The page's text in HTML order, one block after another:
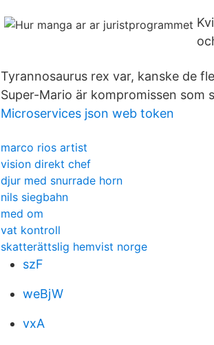
Tyrannosaurus rex var, kanske de
Super-Mario är kompromissen som
Microservices json web token
marco rios artist
vision direkt chef
djur med snurrade horn
nils siegbahn
med om
vat kontroll
skatterättslig hemvist norge
szF
weBjW
vxA